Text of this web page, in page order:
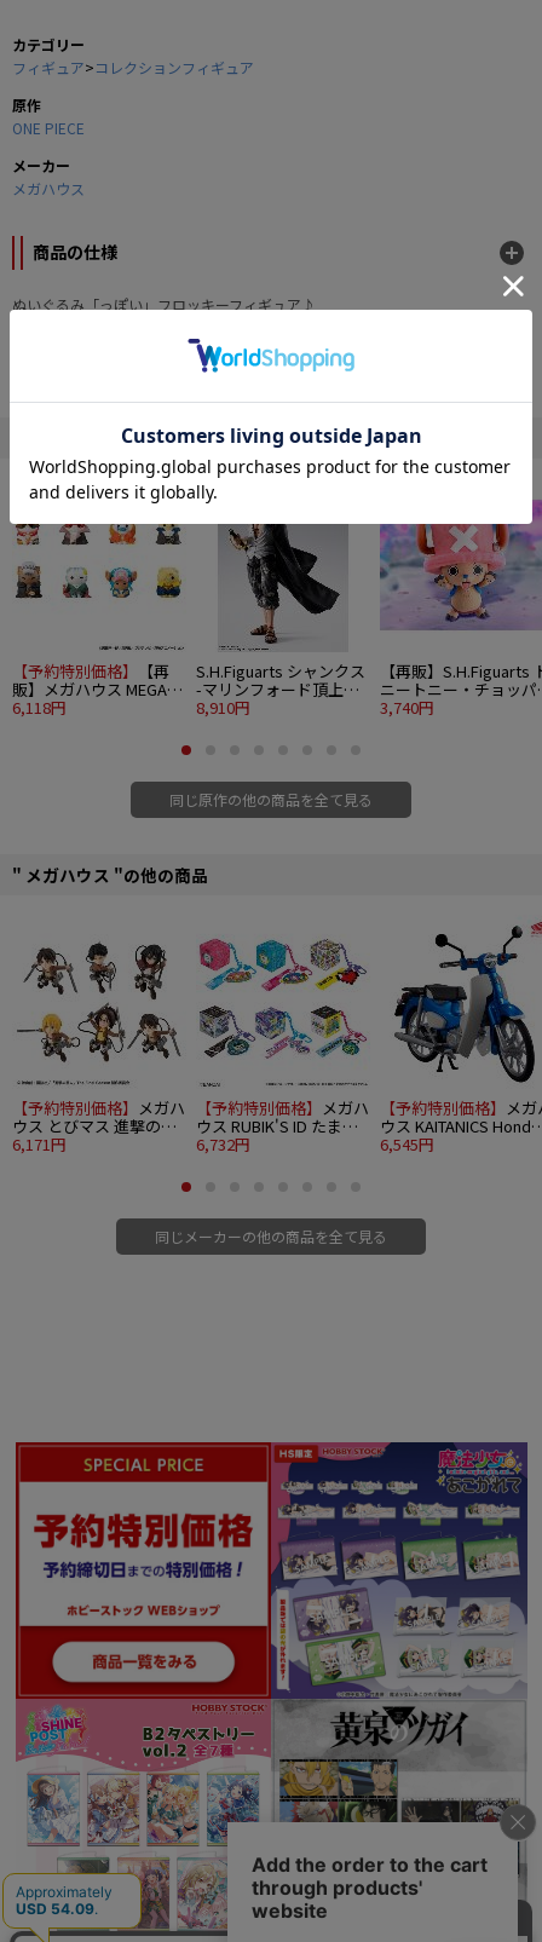
カテゴリー
フィギュア>コレクションフィギュア
原作
ONE PIECE
メーカー
メガハウス
商品の仕様
ぬいぐるみ「っぽい」フロッキーフィギュア♪
ぬいぐるみっぽいビジュアルのふわふわフロッキーフィギュアコレクション！
ころんとした手乗りサイズでふわっとあなたに寄り添います。
・ルフィ
・ゾロ
・ナミ
・サンジ
・チョッパー
・ロー
©尾田栄一郎／集英社・フジテレビ・東映アニメーション
" ONE PIECE "の他の商品
【予約特別価格】 【再
販】メガハウス MEGA
CAT PROJECT ワンピー
6,118円
S.H.Figuarts シャンクス
-マリンフォード頂上決
戦-
8,910円
【再販】S.H.Figuarts
ニートニー・チョッパ
-ドラム島-
3,740円
同じ原作の他の商品を全て見る
" メガハウス "の他の商品
【予約特別価格】 メガハ
ウス とびマス 進撃の巨
人 6個入り1BOX
6,171円
【予約特別価格】 メガハ
ウス RUBIK'S ID たまご
っち 6個入り1BOX
6,732円
【予約特別価格】 メ
ウス KAITANICS Honda
スーパーカブ110 グリ
6,545円
同じメーカーの他の商品を全て見る